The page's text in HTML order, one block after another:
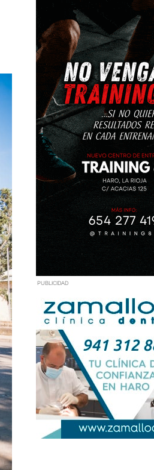
PUBLICIDAD